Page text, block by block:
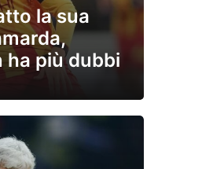
la sua
ha più dubbi